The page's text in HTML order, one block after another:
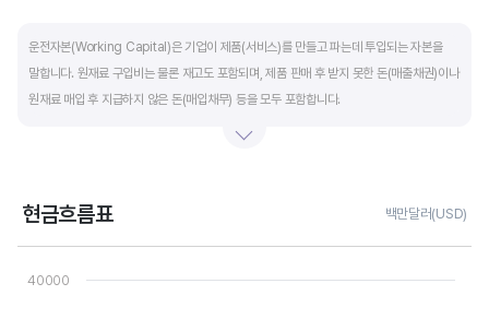
운전자본(Working Capital)은 기업이 제품(서비스)를 만들고 파는데 투입되는 자본을
말합니다. 원재료 구입비는 물론 재고도 포함되며, 제품 판매 후 받지 못한 돈(매출채권)이나
원재료 매입 후 지급하지 않은 돈(매입채무) 등을 모두 포함합니다.
높습니다. 따라서 운전자본 규모 보다는 현금이 잘 돌고 있는지를 확인할 수 있는 운전자본
운전자본 회전일수는 낮을 수록 좋습니다. 운전자본 회전일수가 낮으면 회사의 현금 회전이
현금흐름표 백만달러(USD)
Chart
View as data table, Chart
40000